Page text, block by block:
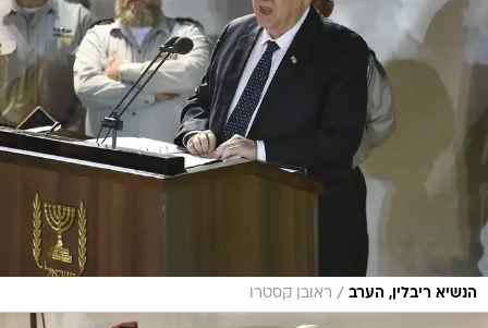
הנשיא ריבלין, הערב / ראובן קסטרו